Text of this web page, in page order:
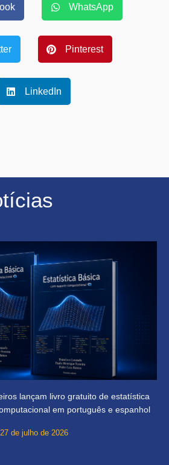
WhatsApp
Pinterest
LinkedIn
lançam livro gratuito de estatística
em português e espanhol
27 de julho de 2026